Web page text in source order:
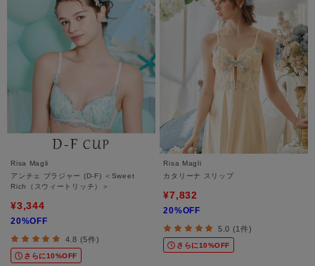
Risa Magli
アンチェ ブラジャー (D-F) ＜Sweet
Rich（スウィートリッチ）＞
¥3,344
20%OFF
4.8 (5件)
さらに10%OFF
Risa Magli
カタリーナ スリップ
¥7,832
20%OFF
5.0 (1件)
さらに10%OFF